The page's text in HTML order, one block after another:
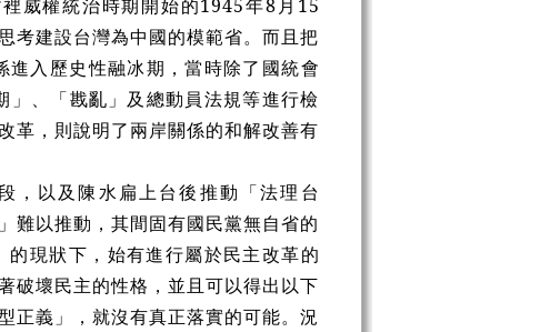
威權統治時期開始的1945年8月15
考建設台灣為中國的模範省。而且把
入歷史性融冰期，當時除了國統會
、「戡亂」及總動員法規等進行檢
革，則說明了兩岸關係的和解改善有
，以及陳水扁上台後推動「法理台
難以推動，其間固有國民黨無自省的
現狀下，始有進行屬於民主改革的
破壞民主的性格，並且可以得出以下
正義」，就沒有真正落實的可能。況